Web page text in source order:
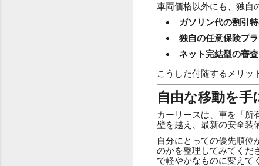
車両価格以外にも、独自
ガソリン代の割引
独自の任意保険プ
ネット完結型の審
こうした付随するメリッ
自由な移動を手
カーリースは、車を「所
壁を越え、最新の安全装
自分にとっての優先順位
のかを整理してみてくだ
で軽やかなものに変えて